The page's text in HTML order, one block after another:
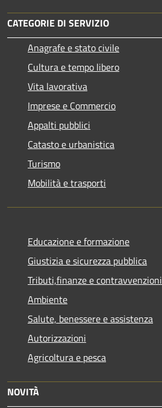
CATEGORIE DI SERVIZIO
Anagrafe e stato civile
Cultura e tempo libero
Vita lavorativa
Imprese e Commercio
Appalti pubblici
Catasto e urbanistica
Turismo
Mobilità e trasporti
Educazione e formazione
Giustizia e sicurezza pubblica
Tributi,finanze e contravvenzioni
Ambiente
Salute, benessere e assistenza
Autorizzazioni
Agricoltura e pesca
NOVITÀ